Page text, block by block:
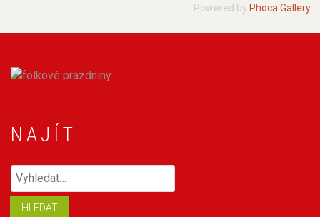
Powered by Phoca Gallery
NAJÍT
HLEDAT